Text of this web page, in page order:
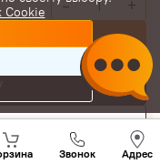
- +
Звонок Адрес
нам
+(373)
Cookie